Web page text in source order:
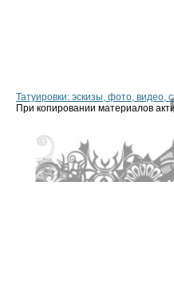
Татуировки: эскизы, фото, видео,
При копировании материалов